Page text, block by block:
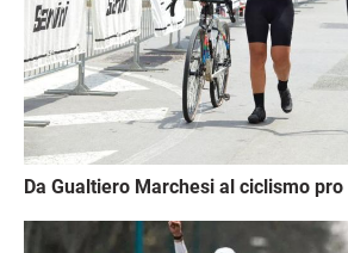
Da Gualtiero Marchesi al ciclismo pro